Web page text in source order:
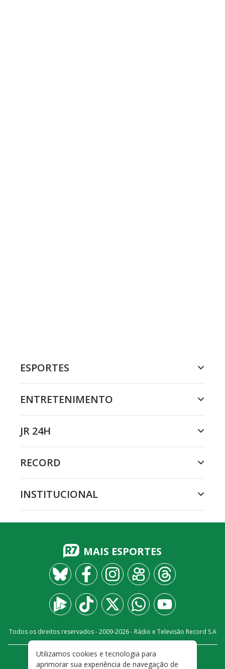
ESPORTES
ENTRETENIMENTO
JR 24H
RECORD
INSTITUCIONAL
MAIS ESPORTES
Todos os direitos reservados - 2009-2026- Rádio e Televisão Record S.A
FALE CONOSCO
PRIVACIDADE
Utilizamos cookies e tecnologia para
aprimorar sua experiência de navegação de